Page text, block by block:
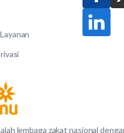
lembaga zakat nasional